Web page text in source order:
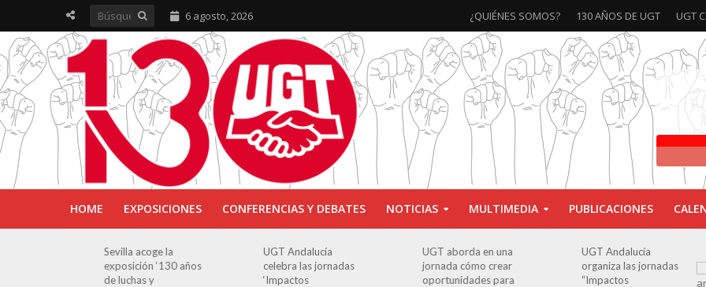
6 agosto, 2026 ¿QUIÉNES SOMOS? 130 AÑOS DE UGT UGT
HOME EXPOSICIONES CONFERENCIAS Y DEBATES NOTICIAS MULTIMEDIA PUBLICACIONES
Sevilla acoge la
exposición ‘130 años
de luchas y
UGT Andalucía
celebra las jornadas
UGT aborda en una
jornada cómo crear
oportunidades para
UGT Andalucía
organiza las jornadas